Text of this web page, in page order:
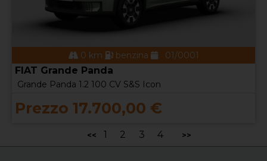
0 km benzina 01/0001
FIAT Grande Panda
Grande Panda 1.2 100 CV S&S Icon
Prezzo 17.700,00 €
<< 1 2 3 4 >>